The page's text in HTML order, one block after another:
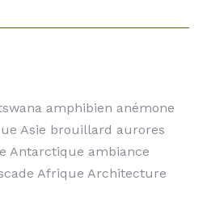
amphibien anémone
Asie brouillard aurores
Antarctique ambiance
Afrique Architecture